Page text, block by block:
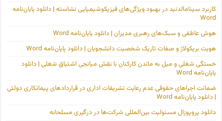
کاربرد سینامالدئید در بهبود ویژگی‌های فیزیکوشیمیایی نشاسته | دانلود پایان‌نامه
Word
هوش عاطفی و سبک‌های رهبری مدیران | دانلود پایان‌نامه Word
هویت بریکولاژ و صفات تاریک شخصیت دانشجویان | دانلود پایان‌نامه Word
خستگی شغلی و میل به ماندن کارکنان با نقش میانجی اشتیاق شغلی | دانلود
پایان‌نامه Word
ضمانت اجراهای حقوقی عدم رعایت تشریفات اداری در قراردادهای پیمانکاری دولتی
| دانلود پایان‌نامه Word
دانلود پروپوزال مسئولیت بین‌المللی شرکت‌ها در درگیری مسلحانه